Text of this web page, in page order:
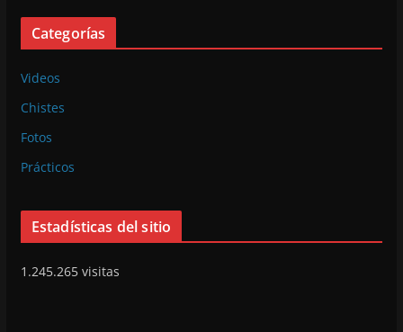
Categorías
Videos
Chistes
Fotos
Prácticos
Estadísticas del sitio
1.245.265 visitas